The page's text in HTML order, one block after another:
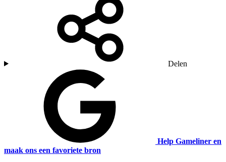
Delen
Help Gameliner en
maak ons een favoriete bron